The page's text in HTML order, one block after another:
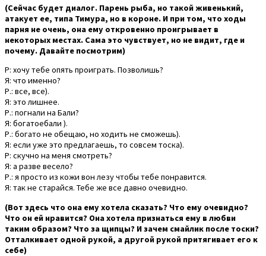
(Сейчас будет диалог. Парень рыба, но такой живенький,
атакует ее, типа Тимура, но в короне. И при том, что ходы
парня не очень, она ему откровенно проигрывает в
некоторых местах. Сама это чувствует, но не видит, где и
почему. Давайте посмотрим)
Р: хочу тебе опять проиграть. Позволишь?
Я: что именно?
Р.: все, все).
Я: это лишнее.
Р.: погнали на Бали?
Я: богатоебали ).
Р.: богато не обещаю, но ходить не сможешь).
Я: если уже это предлагаешь, то совсем тоска).
Р: скучно на меня смотреть?
Я: а разве весело?
Р.: я просто из кожи вон лезу чтобы тебе понравится.
Я: так не старайся. Тебе же все давно очевидно.
(Вот здесь что она ему хотела сказать? Что ему очевидно?
Что он ей нравится? Она хотела признаться ему в любви
таким образом? Что за щипцы? И зачем смайлик после тоски?
Отталкивает одной рукой, а другой рукой притягивает его к
себе)